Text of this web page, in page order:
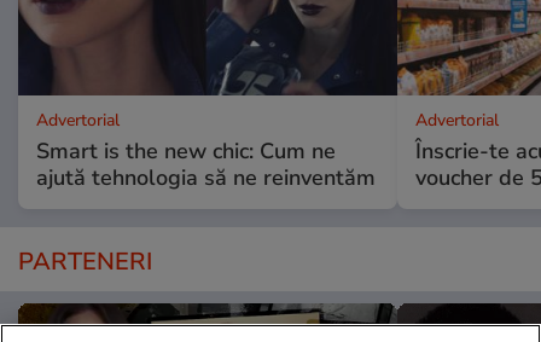
Advertorial
Smart is the new chic: Cum ne
ajută tehnologia să ne reinventăm
Advertorial
Înscrie-te
voucher de
PARTENERI